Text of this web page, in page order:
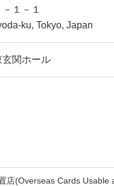
１－１
ku, Tokyo, Japan
関ホール
店(Overseas Cards Usable